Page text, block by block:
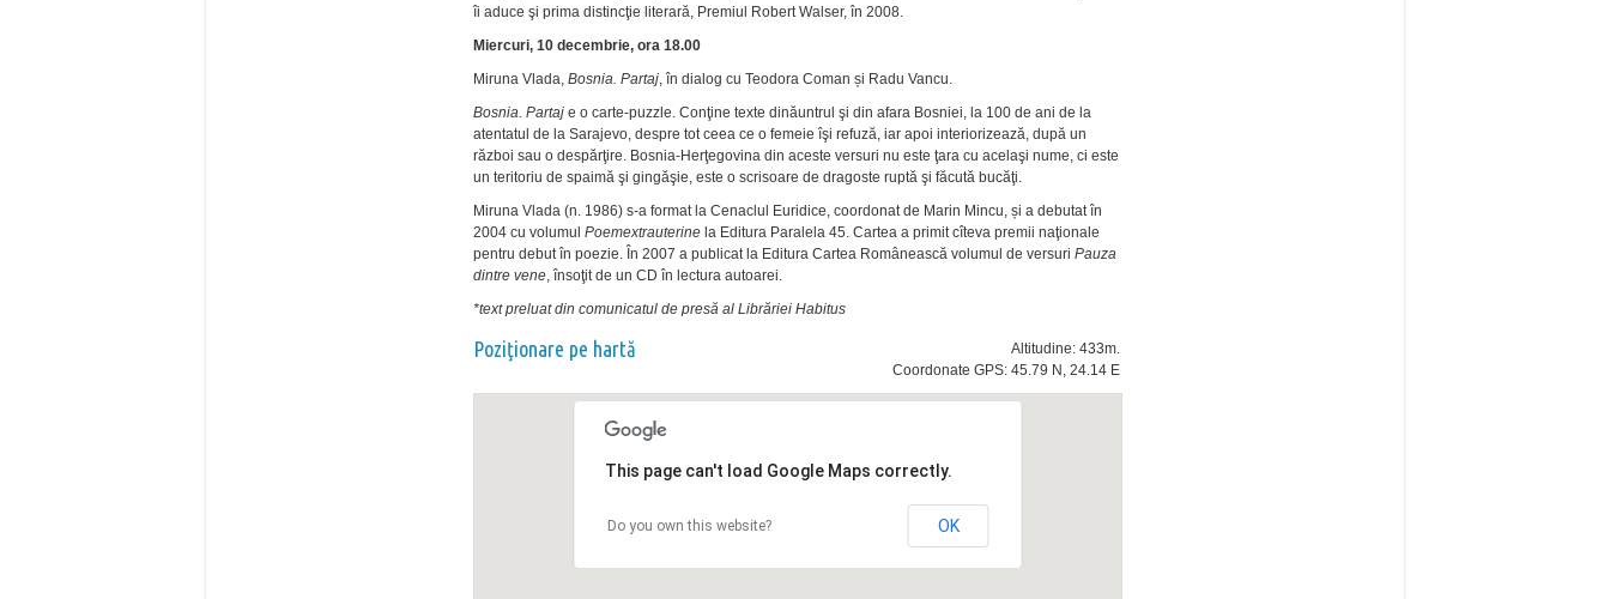
îi aduce şi prima distincţie literară, Premiul Robert Walser, în 2008.
Miercuri, 10 decembrie, ora 18.00
Miruna Vlada, Bosnia. Partaj, în dialog cu Teodora Coman și Radu Vancu.
Bosnia. Partaj e o carte-puzzle. Conţine texte dinăuntrul şi din afara Bosniei, la 100 de ani de la
atentatul de la Sarajevo, despre tot ceea ce o femeie îşi refuză, iar apoi interiorizează, după un
război sau o despărţire. Bosnia-Herţegovina din aceste versuri nu este ţara cu acelaşi nume, ci este
un teritoriu de spaimă şi gingăşie, este o scrisoare de dragoste ruptă şi făcută bucăţi.
Miruna Vlada (n. 1986) s-a format la Cenaclul Euridice, coordonat de Marin Mincu, și a debutat în
2004 cu volumul Poemextrauterine la Editura Paralela 45. Cartea a primit cîteva premii naţionale
pentru debut în poezie. În 2007 a publicat la Editura Cartea Românească volumul de versuri Pauza
dintre vene, însoţit de un CD în lectura autoarei.
*text preluat din comunicatul de presă al Librăriei Habitus
Altitudine: 433m.
Coordonate GPS: 45.79 N, 24.14 E
Poziţionare pe hartă
This page can't load Google Maps correctly.
Do you own this website? OK